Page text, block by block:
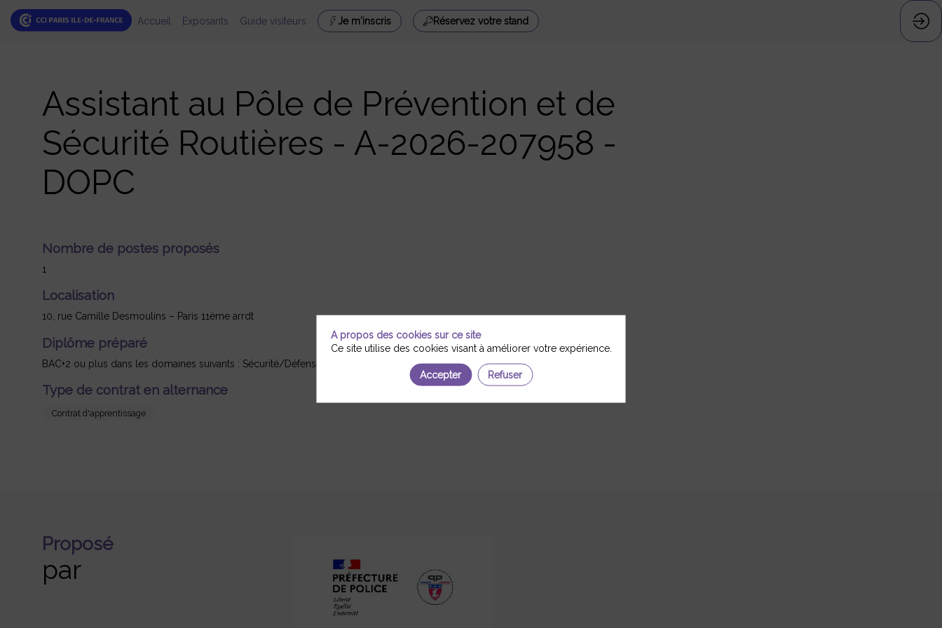
Accueil Exposants Guide visiteurs Je m'inscris Réservez votre stand
Assistant au Pôle de Prévention et de
Sécurité Routières - A-2026-207958 -
DOPC
Nombre de postes proposés
1
Localisation
10, rue Camille Desmoulins – Paris 11ème arrdt
Diplôme préparé
BAC+2 ou plus dans les domaines suivants : Sécurité/Défense, Droit, sciences politiques, ressources-humaines, statistiques
Type de contrat en alternance
Contrat d'apprentissage
Proposé
par
A propos des cookies sur ce site
Ce site utilise des cookies visant à améliorer votre expérience.
Accepter Refuser